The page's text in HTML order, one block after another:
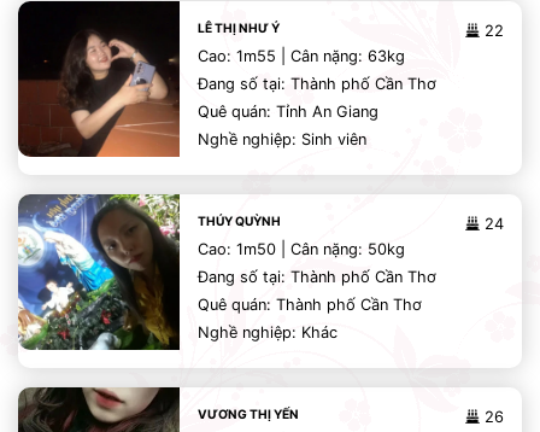
22
LÊ THỊ NHƯ Ý
Cao: 1m55 | Cân nặng: 63kg
Đang số tại: Thành phố Cần Thơ
Quê quán: Tỉnh An Giang
Nghề nghiệp: Sinh viên
24
THÚY QUỲNH
Cao: 1m50 | Cân nặng: 50kg
Đang số tại: Thành phố Cần Thơ
Quê quán: Thành phố Cần Thơ
Nghề nghiệp: Khác
26
VƯƠNG THỊ YẾN